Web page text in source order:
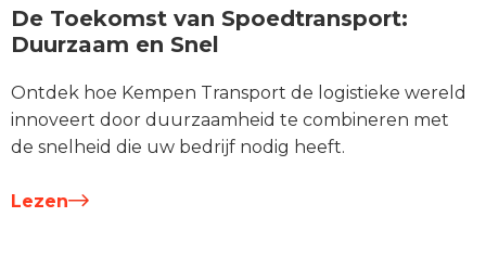
De Toekomst van Spoedtransport:
Duurzaam en Snel
Ontdek hoe Kempen Transport de logistieke wereld
innoveert door duurzaamheid te combineren met
de snelheid die uw bedrijf nodig heeft.
Lezen